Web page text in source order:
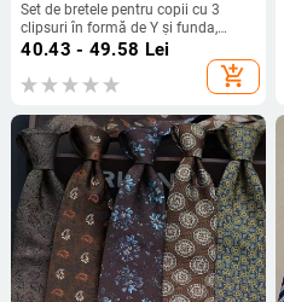
Set de bretele pentru copii cu 3
clipsuri în formă de Y și funda,
unisex, lungime reglabilă, material:
70% bandă elastică + 30% poliester,
imprimare sublimare
40.43 - 49.58 Lei
add_shopping_cart